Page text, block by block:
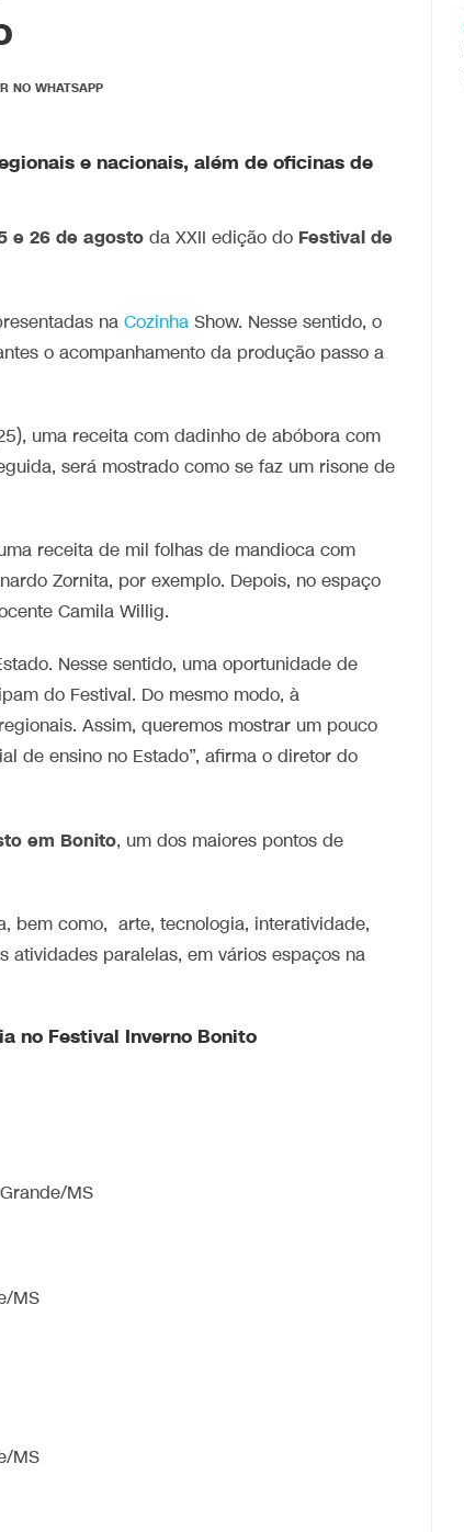
e nacionais, além de oficinas de
e 26 de agosto da XXII edição do Festival de
na Cozinha Show. Nesse sentido, o
o acompanhamento da produção passo a
uma receita com dadinho de abóbora com
será mostrado como se faz um risone de
receita de mil folhas de mandioca com
Zornita, por exemplo. Depois, no espaço
Camila Willig.
Nesse sentido, uma oportunidade de
do Festival. Do mesmo modo, à
Assim, queremos mostrar um pouco
de ensino no Estado”, afirma o diretor do
em Bonito, um dos maiores pontos de
bem como, arte, tecnologia, interatividade,
atividades paralelas, em vários espaços na
no Festival Inverno Bonito
MS
MS
MS